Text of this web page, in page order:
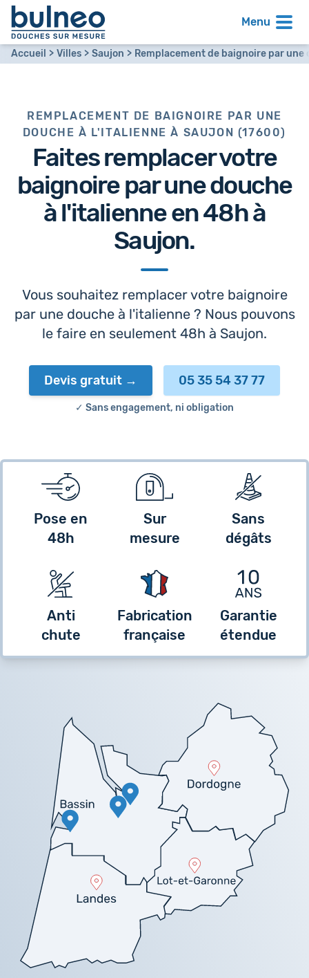
Menu
Accueil Villes Saujon Remplacement de baignoire par
REMPLACEMENT DE BAIGNOIRE PAR UNE
DOUCHE À L'ITALIENNE À SAUJON (17600)
Faites remplacer votre
baignoire parune douche
à l'italienne en 48hà
Saujon.
Vous souhaitez remplacer votre baignoire
par une douche à l'italienne ? Nous pouvons
le faire en seulement 48h à Saujon.
Devis gratuit 05 35 54 37 77
✓ Sans engagement, ni obligation
Pose en
48h
Sur
mesure
Sans
dégâts
Anti
chute
Fabrication
française
Garantie
étendue